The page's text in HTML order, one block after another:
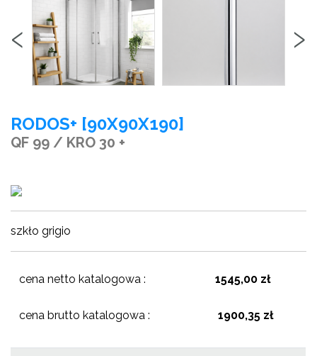
‹ ›
RODOS+ [90X90X190]
QF 99 / KRO 30 +
szkło grigio
cena netto katalogowa : 1545,00 zł
cena brutto katalogowa : 1900,35 zł